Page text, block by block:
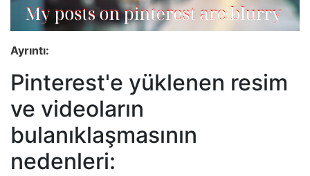
Ayrıntı:
Pinterest'e yüklenen resim
ve videoların
bulanıklaşmasının
nedenleri: